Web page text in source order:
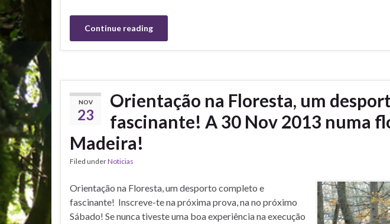
Continue reading
NOV
23
Orientação na Floresta, um
fascinante! A 30 Nov 2013 numa
Madeira!
Filed underNoticias
Orientação na Floresta, um desporto completo e
fascinante! Inscreve-te na próxima prova, na no próximo
Sábado! Se nunca tiveste uma boa experiência na execução